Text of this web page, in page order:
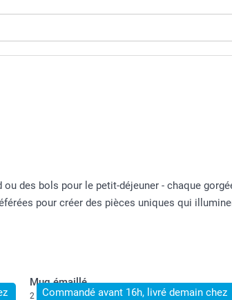
des bols pour le petit-déjeuner - chaque
pour créer des pièces uniques qui
Commandé avant 16h, livré demain chez
Mug émaillé
2 variantes